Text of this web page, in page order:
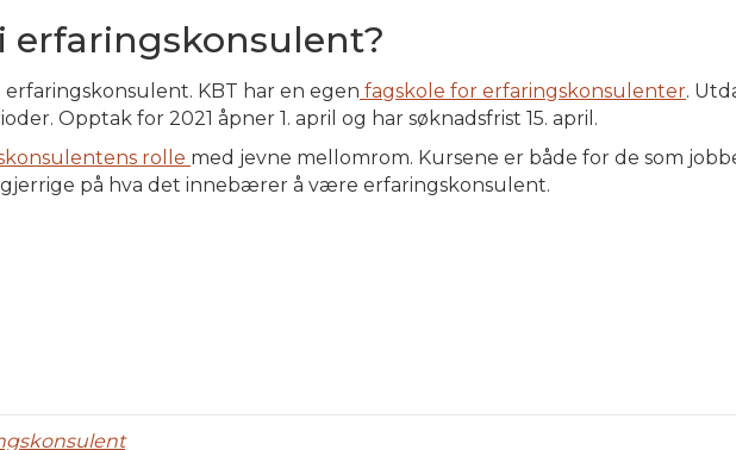
erfaringskonsulent?
KBT har en egen fagskole for erfaringskonsulenter.
Opptak for 2021 åpner 1. april og har søknadsfrist 15. april.
rolle med jevne mellomrom. Kursene er både for de som
på hva det innebærer å være erfaringskonsulent.